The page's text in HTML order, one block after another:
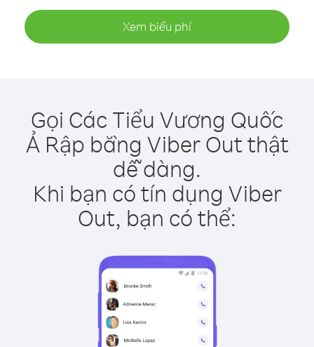
Xem biểu phí
Gọi Các Tiểu Vương Quốc
Ả Rập bằng Viber Out thật
dễ dàng.
Khi bạn có tín dụng Viber
Out, bạn có thể: